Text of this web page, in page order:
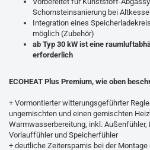
Schornsteinsanierung bei
Integration eines
möglich (Zubehör)
ab Typ 30 kW ist eine
erforderlich
ECOHEAT Plus Premium, wie oben
+ Vormontierter witterungsgeführter
ungemischten und einen gemischten
Warmwasserbereitung, inkl.
Vorlauffühler und Speicherfühler
+ deutliche Zeitersparnis bei der Montage